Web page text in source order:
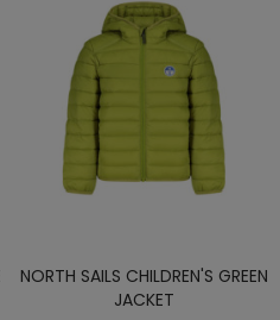
NORTH SAILS CHILDREN'S GREEN
JACKET